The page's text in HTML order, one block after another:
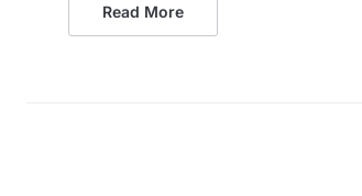
Read More